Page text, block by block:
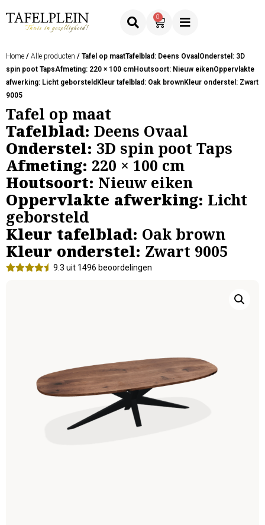
0
Home / Alle producten / Tafel op maatTafelblad: Deens OvaalOnderstel: 3D
spin poot TapsAfmeting: 220 × 100 cmHoutsoort: Nieuw eikenOppervlakte
afwerking: Licht geborsteldKleur tafelblad: Oak brownKleur onderstel: Zwart
9005
Tafel op maat
Tafelblad: Deens Ovaal
Onderstel: 3D spin poot Taps
Afmeting: 220 × 100 cm
Houtsoort: Nieuw eiken
Oppervlakte afwerking: Licht
geborsteld
Kleur tafelblad: Oak brown
Kleur onderstel: Zwart 9005
9.3 uit 1496 beoordelingen